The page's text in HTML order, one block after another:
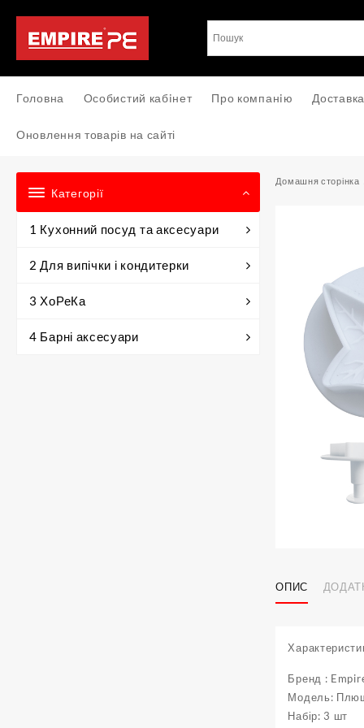
вмісту
Головна Особистий кабiнет Про компанiю
Оновлення товарів на сайті
Категорії
1 Кухонний посуд та аксесуари
2 Для випічки і кондитерки
3 ХоРеКа
4 Барні аксесуари
Домашня сторінка
ОПИС
Бренд :
Модель:
Набір: 3 шт